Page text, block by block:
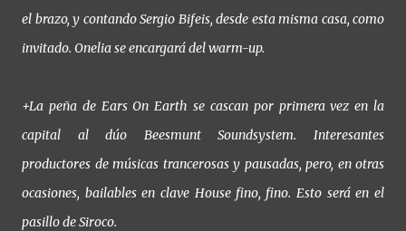
el brazo, y contando Sergio Bifeis, desde esta misma casa, como
invitado. Onelia se encargará del warm-up.
+La peña de Ears On Earth se cascan por primera vez en la
capital al dúo Beesmunt Soundsystem. Interesantes
productores de músicas trancerosas y pausadas, pero, en otras
ocasiones, bailables en clave House fino, fino. Esto será en el
pasillo de Siroco.